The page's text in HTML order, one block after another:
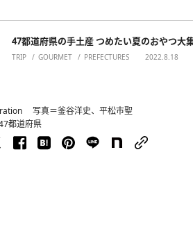
47都道府県の手土産 つめたい夏のおやつ大
TRIP GOURMET PREFECTURES 2022.8.18
写真＝釜谷洋史、平松市聖
都道府県